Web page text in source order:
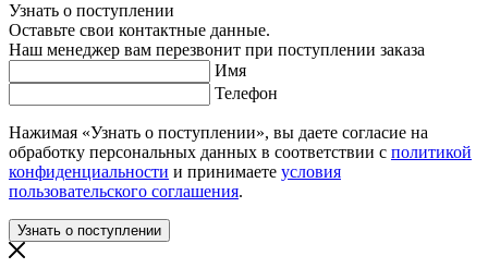
Узнать о поступлении
Оставьте свои контактные данные.
Наш менеджер вам перезвонит при поступлении заказа
Имя
Телефон
Нажимая «Узнать о поступлении», вы даете согласие на
обработку персональных данных в соответствии с политикой
конфиденциальности и принимаете условия
пользовательского соглашения.